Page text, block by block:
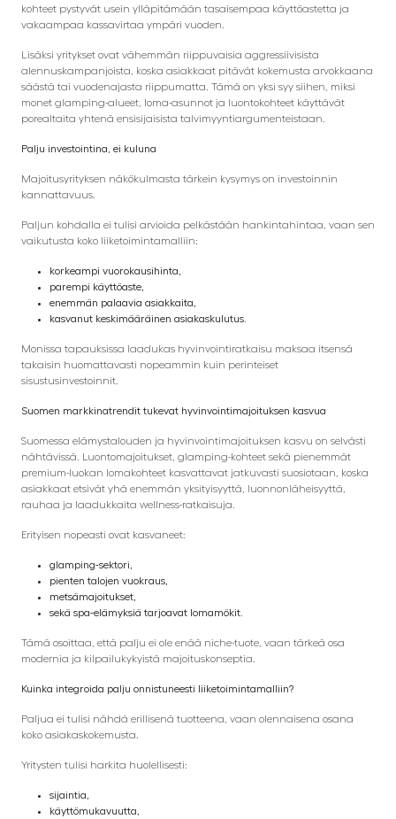
kohteet pystyvät usein ylläpitämään tasaisempaa käyttöastetta ja
vakaampaa kassavirtaa ympäri vuoden.
Lisäksi yritykset ovat vähemmän riippuvaisia aggressiivisista
alennuskampanjoista, koska asiakkaat pitävät kokemusta arvokkaana
säästä tai vuodenajasta riippumatta. Tämä on yksi syy siihen, miksi
monet glamping-alueet, loma-asunnot ja luontokohteet käyttävät
porealtaita yhtenä ensisijaisista talvimyyntiargumenteistaan.
Palju investointina, ei kuluna
Majoitusyrityksen näkökulmasta tärkein kysymys on investoinnin
kannattavuus.
Paljun kohdalla ei tulisi arvioida pelkästään hankintahintaa, vaan sen
vaikutusta koko liiketoimintamalliin:
korkeampi vuorokausihinta,
parempi käyttöaste,
enemmän palaavia asiakkaita,
kasvanut keskimääräinen asiakaskulutus.
Monissa tapauksissa laadukas hyvinvointiratkaisu maksaa itsensä
takaisin huomattavasti nopeammin kuin perinteiset
sisustusinvestoinnit.
Suomen markkinatrendit tukevat hyvinvointimajoituksen kasvua
Suomessa elämystalouden ja hyvinvointimajoituksen kasvu on selvästi
nähtävissä. Luontomajoitukset, glamping-kohteet sekä pienemmät
premium-luokan lomakohteet kasvattavat jatkuvasti suosiotaan, koska
asiakkaat etsivät yhä enemmän yksityisyyttä, luonnonläheisyyttä,
rauhaa ja laadukkaita wellness-ratkaisuja.
Erityisen nopeasti ovat kasvaneet:
glamping-sektori,
pienten talojen vuokraus,
metsämajoitukset,
sekä spa-elämyksiä tarjoavat lomamökit.
Tämä osoittaa, että palju ei ole enää niche-tuote, vaan tärkeä osa
modernia ja kilpailukykyistä majoituskonseptia.
Kuinka integroida palju onnistuneesti liiketoimintamalliin?
Paljua ei tulisi nähdä erillisenä tuotteena, vaan olennaisena osana
koko asiakaskokemusta.
Yritysten tulisi harkita huolellisesti:
sijaintia,
käyttömukavuutta,